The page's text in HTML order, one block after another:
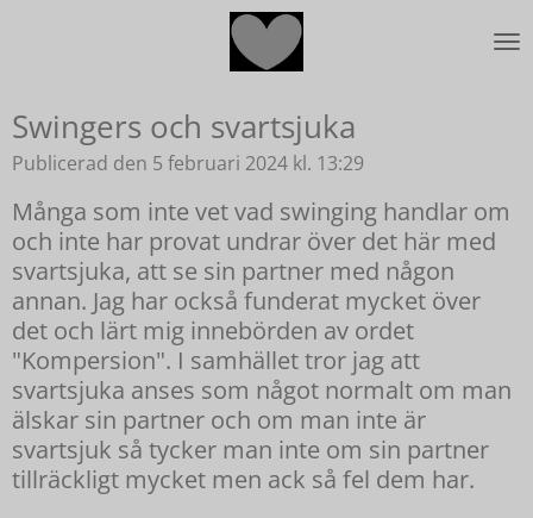
Swingers och svartsjuka
Publicerad den 5 februari 2024 kl. 13:29
Många som inte vet vad swinging handlar om
och inte har provat undrar över det här med
svartsjuka, att se sin partner med någon
annan. Jag har också funderat mycket över
det och lärt mig innebörden av ordet
"Kompersion". I samhället tror jag att
svartsjuka anses som något normalt om man
älskar sin partner och om man inte är
svartsjuk så tycker man inte om sin partner
tillräckligt mycket men ack så fel dem har.